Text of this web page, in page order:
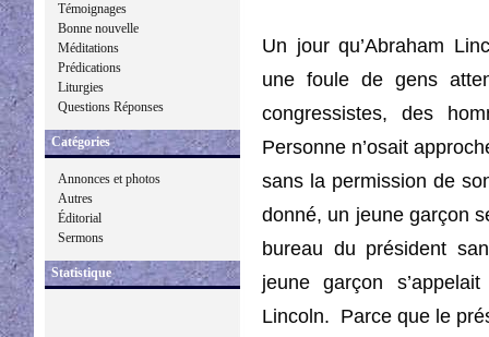
Témoignages
Bonne nouvelle
Méditations
Prédications
Liturgies
Questions Réponses
Catégories
Annonces et photos
Autres
Éditorial
Sermons
Statistique
Un jour qu’Abraham
une foule de gens
congressistes, des
Personne n’osait
sans la permission de
donné, un jeune garçon
bureau du président
jeune garçon
Lincoln. Parce que le